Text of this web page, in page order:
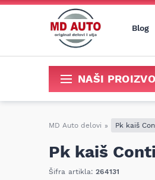
Blog
NAŠI
MD Auto delovi » Pk kaiš
Pk kaiš
Šifra artikla:264131